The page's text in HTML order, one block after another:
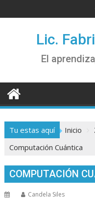
al
Lic.
El
Tu estas aquí Inicio
Computación Cuántica
COMPUTACIÓN
Candela Siles